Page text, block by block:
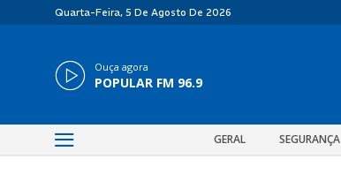
Quarta-Feira, 5 De Agosto De 2026
Ouça agora
POPULAR FM 96.9
GERAL SEGURANÇA